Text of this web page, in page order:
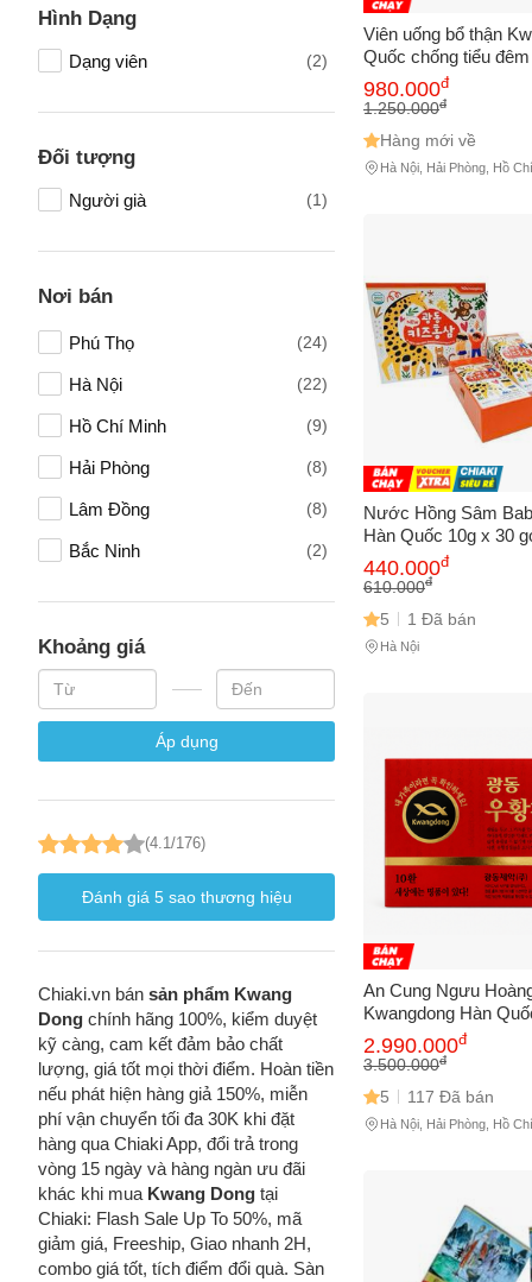
Cân bằng nội tiết tố
Chăm sóc cá nhân (1)
Hình Dạng
Dạng viên (2)
Đối tượng
Người già (1)
Nơi bán
Phú Thọ (24)
Hà Nội (22)
Hồ Chí Minh (9)
Hải Phòng (8)
Lâm Đồng (8)
Bắc Ninh (2)
Khoảng giá
Áp dụng
(4.1/176)
Đánh giá 5sao thương hiệu
Chiaki.vn bán sản phẩm Kwang
Dong chính hãng 100%, kiểm duyệt
kỹ càng, cam kết đảm bảo chất
lượng, giá tốt mọi thời điểm. Hoàn tiền
nếu phát hiện hàng giả 150%, miễn
phí vận chuyển tối đa 30K khi đặt
hàng qua Chiaki App, đổi trả trong
vòng 15 ngày và hàng ngàn ưu đãi
khác khi mua Kwang Dong tại
Chiaki: Flash Sale Up To 50%, mã
giảm giá, Freeship, Giao nhanh 2H,
combo giá tốt, tích điểm đổi quà. Sàn
Viên uống bổ thận
Quốc chống tiểu
980.000đ
1.250.000đ
Hàng mới về
Hà Nội, Hải Phòng, Hồ Chí
Nước Hồng Sâm
Hàn Quốc 10g x 30
cường sức đề kháng
lượng tự nhiên cho cơ
440.000đ
610.000đ
5 1 Đã bán
Hà Nội
An Cung Ngưu
Kwangdong Hàn
Viên - Hỗ Trợ Tăng
Khỏe & Đề Kháng Từ
2.990.000đ
3.500.000đ
5 117 Đã bán
Hà Nội, Hải Phòng, Hồ Chí